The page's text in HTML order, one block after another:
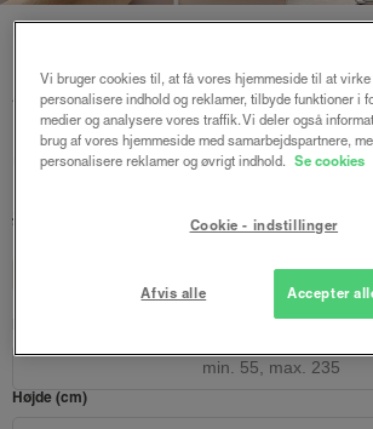
Astrid plisségardin
m/motor
Olivengrøn
2023 kr.
2697 kr.
Læs
Højde (cm)
Vi bruger cookies til, at få vores hjemmeside til at
personalisere indhold og reklamer, tilbyde funktioner i
medier og analysere vores traffik. Vi deler også
brug af vores hjemmeside med samarbejdspartnere,
personalisere reklamer og øvrigt indhold. Se cookies
Cookie - indstillinger
Afvis alle Accepter